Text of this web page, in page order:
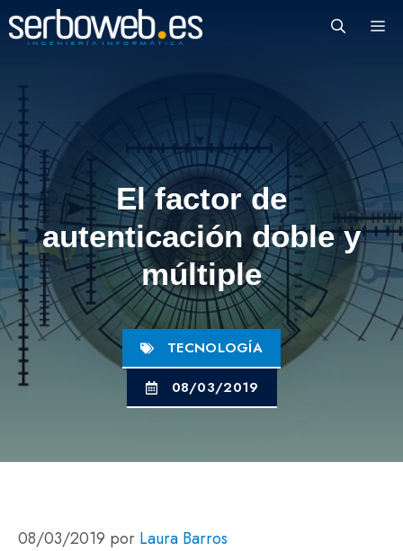
Saltar
al
El factor de
autenticación doble y
múltiple
TECNOLOGÍA
08/03/2019
08/03/2019 por Laura Barros